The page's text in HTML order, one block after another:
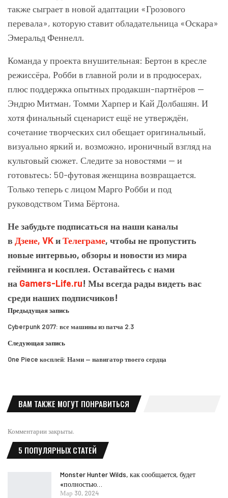
также сыграет в новой адаптации «Грозового
перевала», которую ставит обладательница «Оскара»
Эмеральд Феннелл.
Команда у проекта внушительная: Бертон в кресле
режиссёра, Робби в главной роли и в продюсерах,
плюс поддержка опытных продакшн-партнёров —
Эндрю Митман, Томми Харпер и Кай Долбашян. И
хотя финальный сценарист ещё не утверждён,
сочетание творческих сил обещает оригинальный,
визуально яркий и, возможно, ироничный взгляд на
культовый сюжет. Следите за новостями — и
готовьтесь: 50-футовая женщина возвращается.
Только теперь с лицом Марго Робби и под
руководством Тима Бёртона.
Не забудьте подписаться на наши каналы
в Дзене, VKиТелеграме, чтобы не пропустить
новые интервью, обзоры и новости из мира
гейминга и косплея. Оставайтесь с нами
на Gamers-Life.ru! Мы всегда рады видеть вас
среди наших подписчиков!
Предыдущая запись
Cyberpunk 2077: все машины из патча 2.3
Следующая запись
One Piece косплей: Нами — навигатор твоего сердца
ВАМ ТАКЖЕ МОГУТ ПОНРАВИТЬСЯ
Комментарии закрыты.
5 ПОПУЛЯРНЫХ СТАТЕЙ
Monster Hunter Wilds, как сообщается, будет
«полностью…
Мар 30, 2024